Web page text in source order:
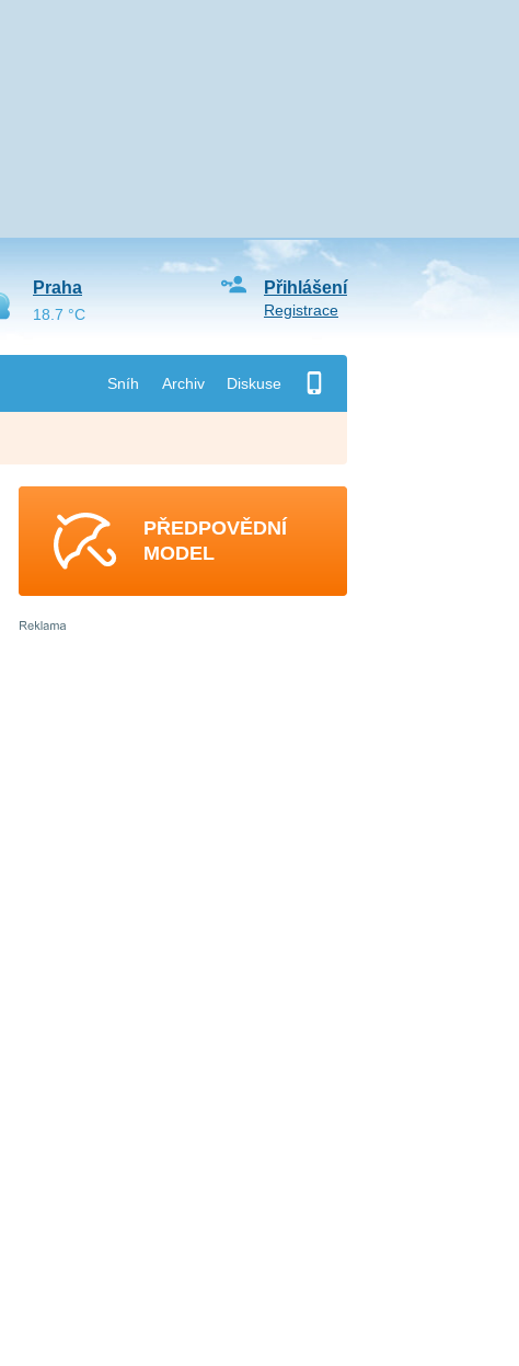
Sníh Archiv Diskuse
Přihlášení
Registrace
Praha
18.7 °C
PŘEDPOVĚDNÍ
MODEL